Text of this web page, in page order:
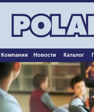
Компания Новости Каталог